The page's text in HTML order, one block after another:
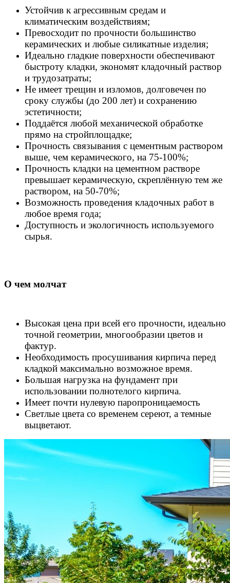
Устойчив к агрессивным средам и
климатическим воздействиям;
Превосходит по прочности большинство
керамических и любые силикатные изделия;
Идеально гладкие поверхности обеспечивают
быстроту кладки, экономят кладочный раствор
и трудозатраты;
Не имеет трещин и изломов, долговечен по
сроку службы (до 200 лет) и сохранению
эстетичности;
Поддаётся любой механической обработке
прямо на стройплощадке;
Прочность связывания с цементным раствором
выше, чем керамического, на 75-100%;
Прочность кладки на цементном растворе
превышает керамическую, скреплённую тем же
раствором, на 50-70%;
Возможность проведения кладочных работ в
любое время года;
Доступность и экологичность используемого
сырья.
О чем молчат
Высокая цена при всей его прочности, идеально
точной геометрии, многообразии цветов и
фактур.
Необходимость просушивания кирпича перед
кладкой максимально возможное время.
Большая нагрузка на фундамент при
использовании полнотелого кирпича.
Имеет почти нулевую паропроницаемость
Светлые цвета со временем сереют, а темные
выцветают.